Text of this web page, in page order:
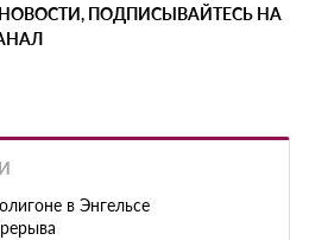
ПОДПИСЫВАЙТЕСЬ НА
в Энгельсе